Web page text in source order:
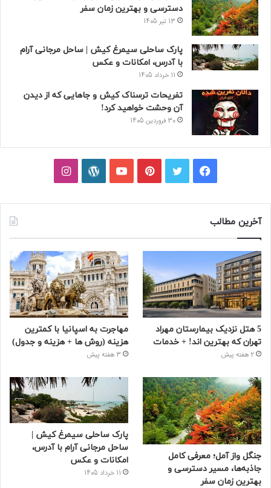
دسترسی و بهترین زمان سفر
13 تیر 1405
پارک ساحلی سیمرغ کیش | ساحل مرجانی آرام
با آدرس، امکانات و عکس
11 خرداد 1405
تفریحات ترسناک کیش و جاهایی که از دیدن
آن وحشت خواهید کرد!
30 فروردین 1405
فیسبوکتوییترپینتریستیوتیوبوردپرساینستاگرام
آخرین مطالب
5 هتل نزدیک بیمارستان مهراد
تهران که بهترین‌ اند! + خدمات
2 هفته پیش
مهاجرت به اسپانیا با کمترین
هزینه (روش ها + هزینه و جدول)
3 هفته پیش
جنگل واز آمل؛ معرفی کامل
جاذبه‌ها، مسیر دسترسی و
بهترین زمان سفر
پارک ساحلی سیمرغ کیش |
ساحل مرجانی آرام با آدرس،
امکانات و عکس
11 خرداد 1405